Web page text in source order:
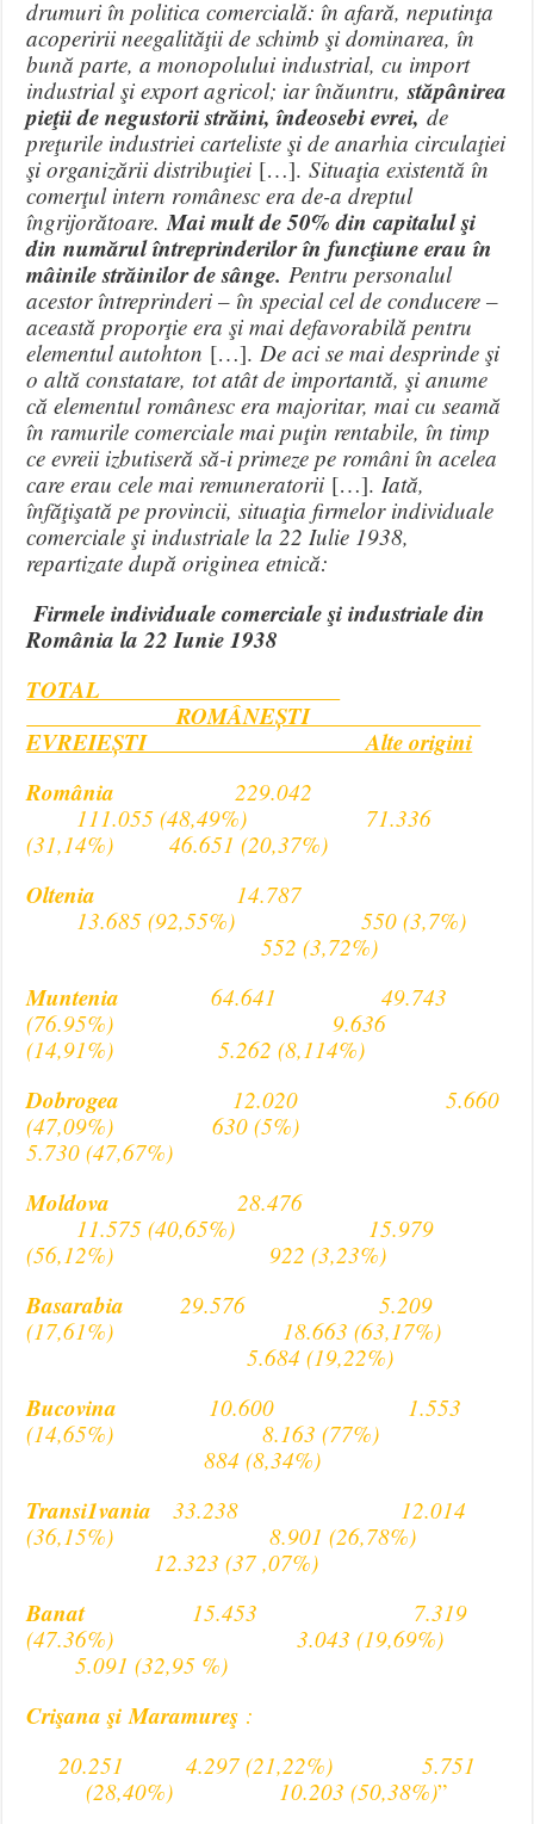
drumuri în politica comercială: în afară, neputinţa
acoperirii neegalităţii de schimb şi dominarea, în
bună parte, a monopolului industrial, cu import
industrial şi export agricol; iar înăuntru,stăpânirea
pieţii de negustorii străini, îndeosebi evrei, de
preţurile industriei carteliste şi de anarhia circulaţiei
şi organizării distribuţiei […].Situaţia existentă în
comerţul intern românesc era de-a dreptul
îngrijorătoare.Mai mult de 50% din capitalul şi
din numărul întreprinderilor în funcţiune erau în
mâinile străinilor de sânge. Pentru personalul
acestor întreprinderi – în special cel de conducere –
această proporţie era şi mai defavorabilă pentru
elementul autohton […]. De aci se mai desprinde şi
o altă constatare, tot atât de importantă, şi anume
că elementul românesc era majoritar, mai cu seamă
în ramurile comerciale mai puţin rentabile, în timp
ce evreii izbutiseră să-i primeze pe români în acelea
care erau cele mai remuneratorii […]. Iată,
înfăţişată pe provincii, situaţia firmelor individuale
comerciale şi industriale la 22 Iulie 1938,
repartizate după originea etnică:
Firmele individuale comerciale şi industriale din
România la 22 Iunie 1938
TOTAL
ROMÂNEȘTI
EVREIEȘTI Alte origini
România 229.042
111.055 (48,49%) 71.336
(31,14%) 46.651 (20,37%)
Oltenia 14.787
13.685 (92,55%) 550 (3,7%)
552 (3,72%)
Muntenia 64.641 49.743
(76.95%) 9.636
(14,91%) 5.262 (8,114%)
Dobrogea
12.020 5.660
(47,09%) 630 (5%)
5.730 (47,67%)
Moldova 28.476
11.575 (40,65%) 15.979
(56,12%) 922 (3,23%)
Basarabia 29.576 5.209
(17,61%) 18.663 (63,17%)
5.684 (19,22%)
Bucovina 10.600 1.553
(14,65%) 8.163 (77%)
884 (8,34%)
Transi1vania 33.238 12.014
(36,15%) 8.901 (26,78%)
12.323 (37 ,07%)
Banat
15.453 7.319
(47.36%) 3.043 (19,69%)
5.091 (32,95 %)
Crişana şi Maramureş :
20.251 4.297 (21,22%) 5.751
(28,40%) 10.203 (50,38%)”